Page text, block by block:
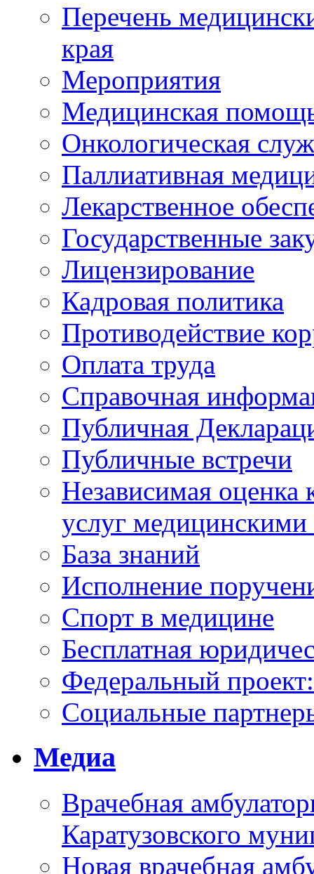
Перечень
края
Мероприятия
Медицинская
Онкологическая
Паллиативная
Лекарственное
Государственные
Лицензирование
Кадровая политика
Противодействие
Оплата труда
Справочная
Публичная
Публичные встречи
Независимая оценка
услуг
База знаний
Исполнение
Спорт в медицине
Бесплатная
Федеральный
Социальные
Медиа
Врачебная
Каратузовского
Новая врачебная